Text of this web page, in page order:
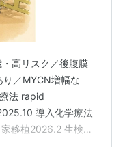
高リスク／後腹膜
り／MYCN増幅な
法 rapid
導入化学療法
移植2026.2 生検